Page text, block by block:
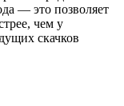
— это позволяет
чем у
скачков